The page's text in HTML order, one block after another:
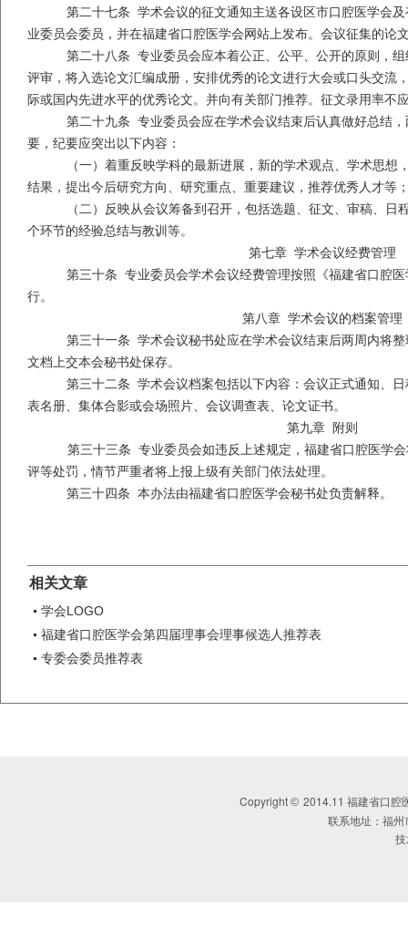
第二十七条 学术会议的征文通知主送各设区市口腔医学会
业委员会委员，并在福建省口腔医学会网站上发布。会议征集的论
第二十八条 专业委员会应本着公正、公平、公开的原则，
评审，将入选论文汇编成册，安排优秀的论文进行大会或口头交流
际或国内先进水平的优秀论文。并向有关部门推荐。征文录用率不
第二十九条 专业委员会应在学术会议结束后认真做好总结
要，纪要应突出以下内容：
（一）着重反映学科的最新进展，新的学术观点、学术思
结果，提出今后研究方向、研究重点、重要建议，推荐优秀人才等
（二）反映从会议筹备到召开，包括选题、征文、审稿、
个环节的经验总结与教训等。
第七章 学术会议经费管理
第三十条 专业委员会学术会议经费管理按照《福建省口腔
行。
第八章 学术会议的档案管理
第三十一条 学术会议秘书处应在学术会议结束后两周内将
文档上交本会秘书处保存。
第三十二条 学术会议档案包括以下内容：会议正式通知、
表名册、集体合影或会场照片、会议调查表、论文证书。
第九章 附则
第三十三条 专业委员会如违反上述规定，福建省口腔医学
评等处罚，情节严重者将上报上级有关部门依法处理。
第三十四条 本办法由福建省口腔医学会秘书处负责解释。
相关文章
学会LOGO
福建省口腔医学会第四届理事会理事候选人推荐表
专委会委员推荐表
Copyright © 2014.11 福建省口腔
联系地址：福